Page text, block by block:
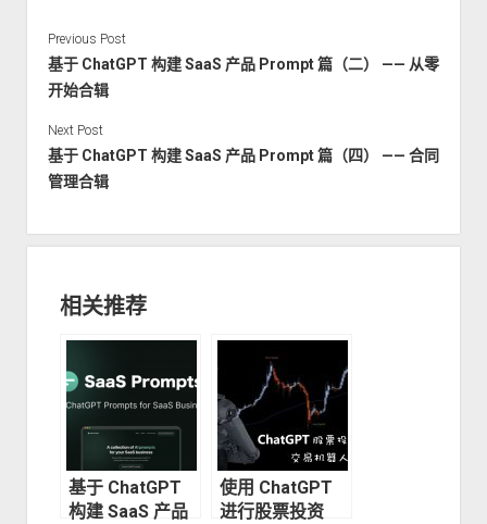
Previous Post
基于 ChatGPT 构建 SaaS 产品 Prompt 篇（二） —— 从零
开始合辑
Next Post
基于 ChatGPT 构建 SaaS 产品 Prompt 篇（四） —— 合同
管理合辑
相关推荐
基于 ChatGPT
构建 SaaS 产品
使用 ChatGPT
进行股票投资